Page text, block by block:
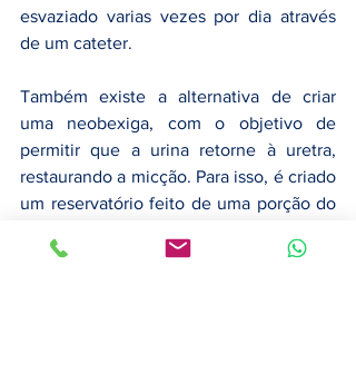
esvaziado varias vezes por dia através
de um cateter.
Também existe a alternativa de criar
uma neobexiga, com o objetivo de
permitir que a urina retorne à uretra,
restaurando a micção. Para isso, é criado
um reservatório feito de uma porção do
ligados a ela, permitindo ao paciente